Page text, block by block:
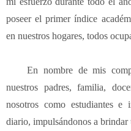
poseer el primer índice
en nuestros hogares, todos
En nombre de mis
nuestros padres, familia,
nosotros como estudiantes e
diario, impulsándonos a brindar